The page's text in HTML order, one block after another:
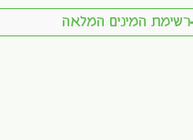
רשימת המינים המלאה